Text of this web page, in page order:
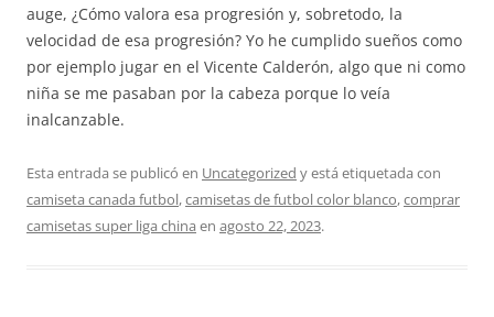
auge, ¿Cómo valora esa progresión y, sobretodo, la
velocidad de esa progresión? Yo he cumplido sueños como
por ejemplo jugar en el Vicente Calderón, algo que ni como
niña se me pasaban por la cabeza porque lo veía
inalcanzable.
Esta entrada se publicó en Uncategorized y está etiquetada con
camiseta canada futbol,camisetas de futbol color blanco,comprar
camisetas super liga china en agosto 22, 2023.